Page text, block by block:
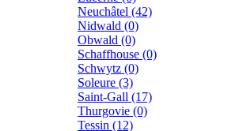
Neuchâtel (42)
Nidwald (0)
Obwald (0)
Schaffhouse (0)
Schwytz (0)
Soleure (3)
Saint-Gall (17)
Thurgovie (0)
Tessin (12)